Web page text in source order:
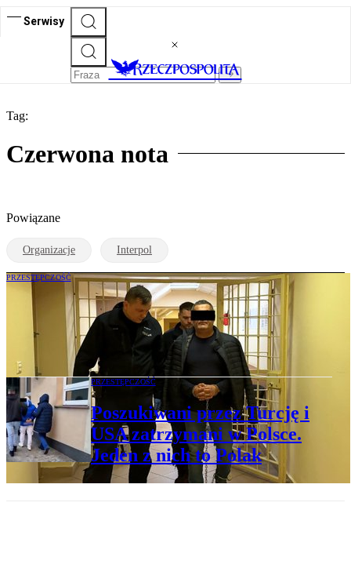
Serwisy
Tag:
Czerwona nota
Powiązane
Organizacje Interpol
PRZESTĘPCZOŚĆ
Poszukiwani czerwoną notą Interpolu
cudzoziemcy coraz częściej wpadają w
Polsce
PRZESTĘPCZOŚĆ
Poszukiwani przez Turcję i
USA zatrzymani w Polsce.
Jeden z nich to Polak